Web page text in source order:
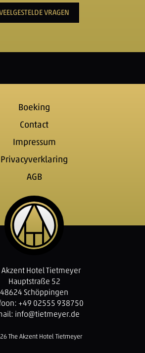
VRAGEN
Boeking
Contact
Impressum
Privacyverklaring
AGB
Akzent Hotel Tietmeyer
Hauptstraße 52
48624 Schöppingen
+49 02555 938750
info@tietmeyer.de
The Akzent Hotel Tietmeyer